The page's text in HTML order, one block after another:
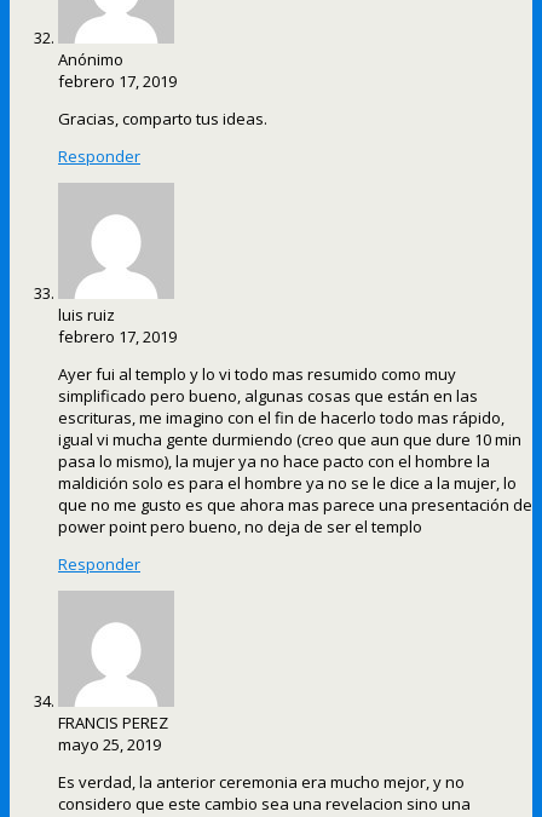
Anónimo
febrero 17, 2019
Gracias, comparto tus ideas.
Responder
luis ruiz
febrero 17, 2019
Ayer fui al templo y lo vi todo mas resumido como muy
simplificado pero bueno, algunas cosas que están en las
escrituras, me imagino con el fin de hacerlo todo mas rápido,
igual vi mucha gente durmiendo (creo que aun que dure 10 min
pasa lo mismo), la mujer ya no hace pacto con el hombre la
maldición solo es para el hombre ya no se le dice a la mujer, lo
que no me gusto es que ahora mas parece una presentación de
power point pero bueno, no deja de ser el templo
Responder
FRANCIS PEREZ
mayo 25, 2019
Es verdad, la anterior ceremonia era mucho mejor, y no
considero que este cambio sea una revelacion sino una